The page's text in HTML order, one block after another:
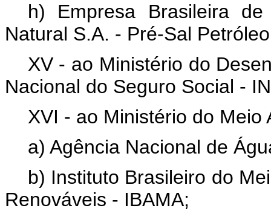
h) Empresa Brasileira
Natural S.A. - Pré-Sal
XV - ao Ministério do
Nacional do Seguro Social -
XVI - ao Ministério do Meio
a) Agência Nacional de
b) Instituto Brasileiro do
Renováveis - IBAMA;